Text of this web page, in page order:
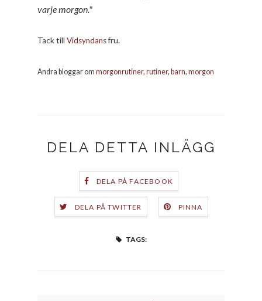
varje morgon."
Tack till Vidsyndans fru.
Andra bloggar om morgonrutiner, rutiner, barn, morgon
DELA DETTA INLÄGG
DELA PÅ FACEBOOK
DELA PÅ TWITTER PINNA
TAGS: